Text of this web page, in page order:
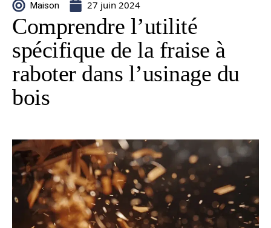
Maison 27 juin 2024
Comprendre l’utilité
spécifique de la fraise à
raboter dans l’usinage du
bois